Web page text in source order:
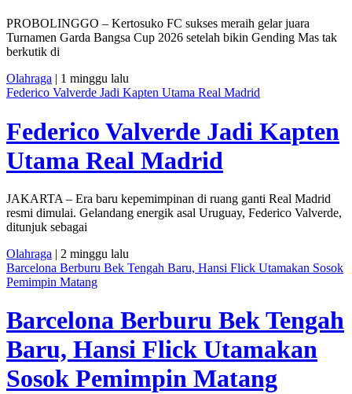
PROBOLINGGO – Kertosuko FC sukses meraih gelar juara
Turnamen Garda Bangsa Cup 2026 setelah bikin Gending Mas tak
berkutik di
Olahraga | 1 minggu lalu
Federico Valverde Jadi Kapten Utama Real Madrid
Federico Valverde Jadi Kapten
Utama Real Madrid
JAKARTA – Era baru kepemimpinan di ruang ganti Real Madrid
resmi dimulai. Gelandang energik asal Uruguay, Federico Valverde,
ditunjuk sebagai
Olahraga | 2 minggu lalu
Barcelona Berburu Bek Tengah Baru, Hansi Flick Utamakan Sosok
Pemimpin Matang
Barcelona Berburu Bek Tengah
Baru, Hansi Flick Utamakan
Sosok Pemimpin Matang